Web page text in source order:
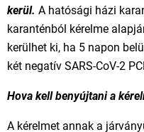
kerül. A hatósági házi
karanténból kérelme
kerülhet ki, ha 5 napon
két negatív SARS-CoV-2
Hova kell benyújtani a
A kérelmet annak a